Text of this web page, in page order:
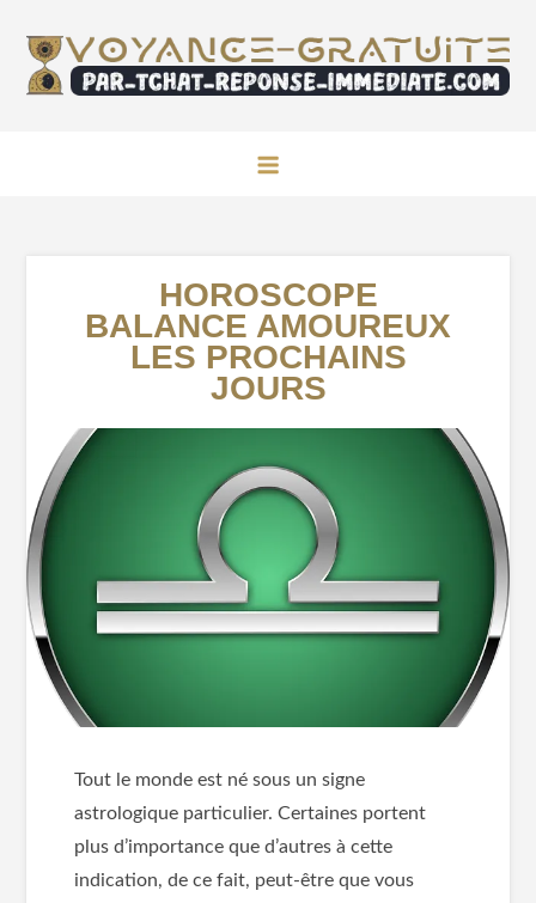
content
HOROSCOPE
BALANCE AMOUREUX
LES PROCHAINS
JOURS
Tout le monde est né sous un signe
astrologique particulier. Certaines portent
plus d’importance que d’autres à cette
indication, de ce fait, peut-être que vous